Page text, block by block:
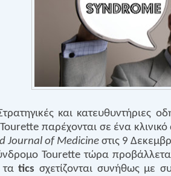
και κατευθυντήριες
Tourette παρέχονται σε ένα
Journal of Medicineστις 9
Tourette τώρα
ταtics σχετίζονται συνήθως με